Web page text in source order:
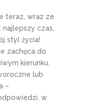
teraz, wraz ze
czas,
styl życia!
zachęca do
kierunku.
lub
–
w